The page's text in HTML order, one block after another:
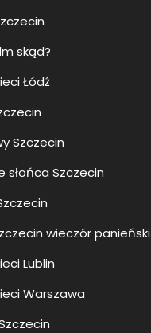
skąd?
Łódź
Szczecin
słońca Szczecin
wieczór panieński
Lublin
Warszawa